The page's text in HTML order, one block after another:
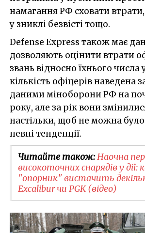
намагання РФ сховати
у зниклі безвісті тощо.
Defense Express також має
дозволяють оцінити втрати
звань відносно їхнього числа
кількість офіцерів наведена
даними міноборони РФ на
року, але за рік вони
настільки, щоб не можна
певні тенденції.
Читайте також:Наочна
високоточних снарядів у дії:
"опорник" вистачить
Excalibur чи PGK (відео)